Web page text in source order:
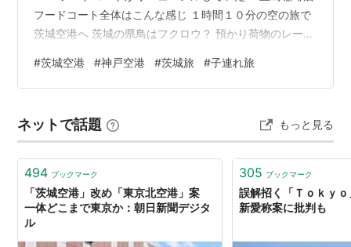
フードコート全体はこんな感じ １時間１０分の空の旅で
茨城空港へ 茨城の県鳥はフクロウ？ 預かり荷物のレーン
韓国の航空会社エアロKのみ 空港内にドンキホーテがあ
った 茨城空港から北関東旅、出発！ 神戸空港から茨城空
いて、茨城空港まで片道７千円程度で行けることが
多々！ 平日限定かもしれないけど、とっても便利です。
フードコートがリニューア…
#茨城空港 #神戸空港 #茨城旅 #子連れ旅
ネットで話題 もっと見る
494 ブックマーク
「茨城空港」改め「東京北空港」案
一体どこまで東京か：朝日新聞デジタ
ル
305 ブックマーク
誤解招く「Ｔｏｋｙ
新愛称案に批判も